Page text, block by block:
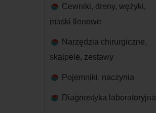
Cewniki, dreny, wężyki,
maski tlenowe
Narzędzia chirurgiczne,
skalpele, zestawy
Pojemniki, naczynia
Diagnostyka laboratoryjna